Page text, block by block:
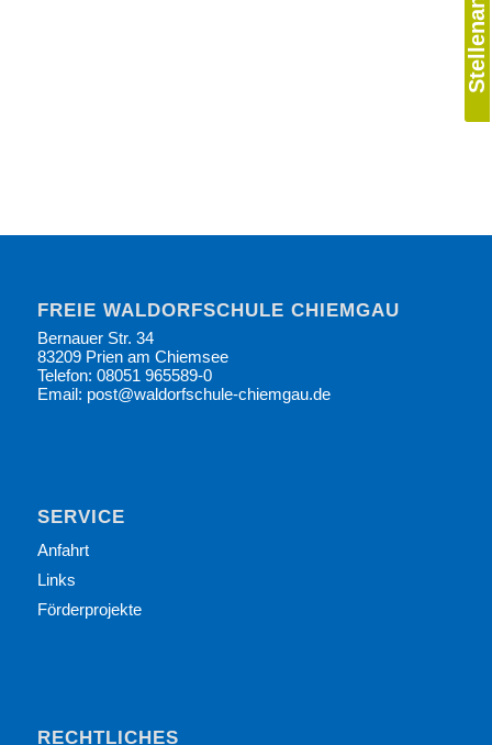
FREIE WALDORFSCHULE CHIEMGAU
Bernauer Str. 34
83209 Prien am Chiemsee
Telefon: 08051 965589-0
Email: post@waldorfschule-chiemgau.de
SERVICE
Anfahrt
Links
Förderprojekte
RECHTLICHES